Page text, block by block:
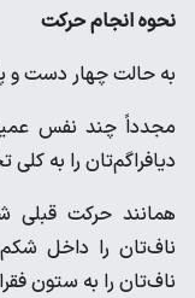
نحوه انجام حرکت
به حالت چهار دست و
مجدداً چند نفس
دیافراگم‌تان را به کلی
همانند حرکت قبلی
ناف‌تان را داخل
ناف‌تان را به ستون